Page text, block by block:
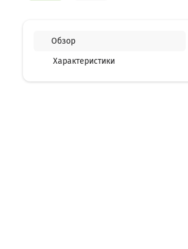
Обзор
Характеристики